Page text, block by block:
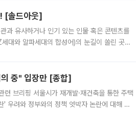
[솔드아웃]
과 유사하거나 인기 있는 인물 혹은 콘텐츠를
대와 알파세대의 합성어)의 눈길이 쏠린 곳은
중" 입장만 [종합]
브리핑 서울시가 재개발·재건축을 통한 주택
우려와 정부와의 정책 엇박자 논란에 대해 정